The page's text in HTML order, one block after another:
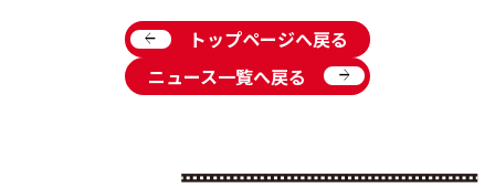
arrow_back
トップページへ戻る
ニュース一覧へ戻る
arrow_forward